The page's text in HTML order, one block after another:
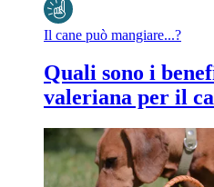
Il cane può mangiare...?
Quali sono i
valeriana per il